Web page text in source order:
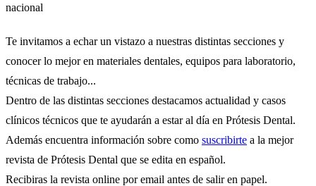
nacional
Te invitamos a echar un vistazo a nuestras distintas secciones y
conocer lo mejor en materiales dentales, equipos para laboratorio,
técnicas de trabajo...
Dentro de las distintas secciones destacamos actualidad y casos
clínicos técnicos que te ayudarán a estar al día en Prótesis Dental.
Además encuentra información sobre como suscribirte a la mejor
revista de Prótesis Dental que se edita en español.
Recibiras la revista online por email antes de salir en papel.